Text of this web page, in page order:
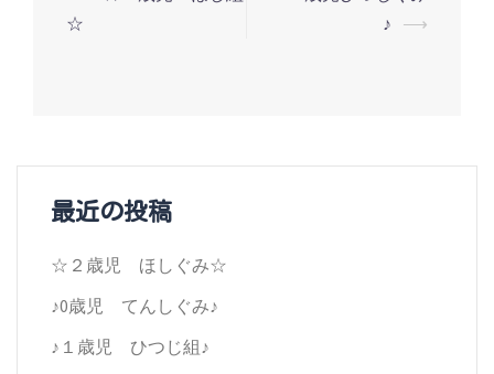
稿
ー
ョ
ン
☆
♪ ⟶
最近の投稿
☆２歳児 ほしぐみ☆
♪0歳児 てんしぐみ♪
♪１歳児 ひつじ組♪